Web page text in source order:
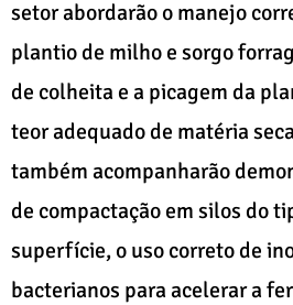
setor abordarão o manejo
plantio de milho e sorgo
de colheita e a picagem da
teor adequado de matéria
também acompanharão
de compactação em silos do
superfície, o uso correto de
bacterianos para acelerar a